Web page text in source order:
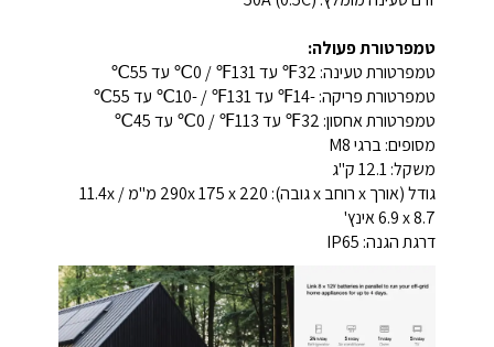
טמפרטורת פעולה:
טמפרטורת טעינה: 32℉ עד 131℉ / 0℃ עד 55℃
טמפרטורת פריקה: -14℉ עד 131℉ / -10℃ עד 55℃
טמפרטורת אחסון: 32℉ עד 113℉ / 0℃ עד 45℃
מסופים: ברגי M8
משקל: 12.1 ק"ג
גודל (אורך x רוחב x גובה): 290x 175 x 220 מ"מ / 11.4x
6.9 x 8.7 אינץ'
דרגת הגנה: IP65